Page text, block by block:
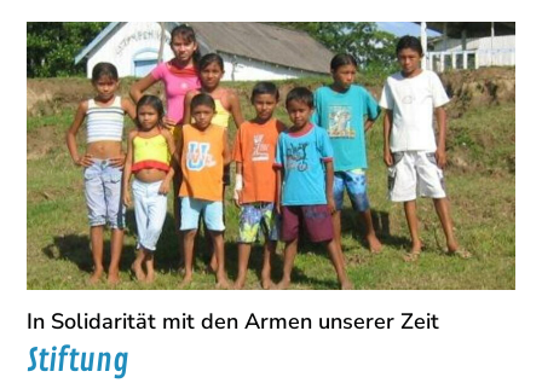
In Solidarität mit den Armen unserer Zeit
Stiftung